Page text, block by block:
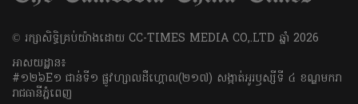
​© រក្សា​សិទ្ធិ​គ្រប់​យ៉ាង​ដោយ​ CC-TIMES MEDIA CO,.LTD ឆ្នាំ​ 2026
អាសយដ្ឋាន៖
#១២៦E១ ជាន់ទី១ ផ្លូវហ្សាលដឺហ្គោល(២១៧) សង្កាត់អូរឫស្សីទី ៤ ខណ្ឌមករា
រាជធានីភ្នំពេញ